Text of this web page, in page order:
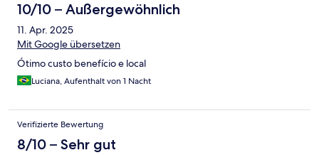
10/10 – Außergewöhnlich
11. Apr. 2025
Mit Google übersetzen
Ótimo custo benefício e local
Luciana, Aufenthalt von 1 Nacht
Verifizierte Bewertung
8/10 – Sehr gut